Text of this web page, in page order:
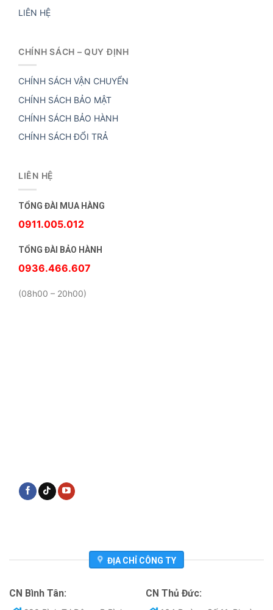
LIÊN HỆ
CHÍNH SÁCH – QUY ĐỊNH
CHÍNH SÁCH VẬN CHUYỂN
CHÍNH SÁCH BẢO MẬT
CHÍNH SÁCH BẢO HÀNH
CHÍNH SÁCH ĐỔI TRẢ
LIÊN HỆ
TỔNG ĐÀI MUA HÀNG
0911.005.012
TỔNG ĐÀI BẢO HÀNH
0936.466.607
(08h00 – 20h00)
ĐỊA CHỈ CÔNG TY
CN Bình Tân: CN Thủ Đức: